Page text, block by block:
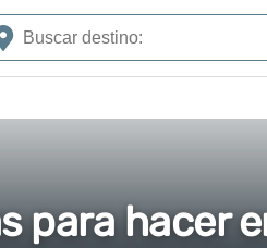
para hacer